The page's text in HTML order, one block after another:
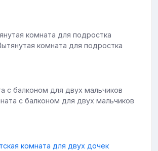
комната для подростка
с балконом для двух мальчиков